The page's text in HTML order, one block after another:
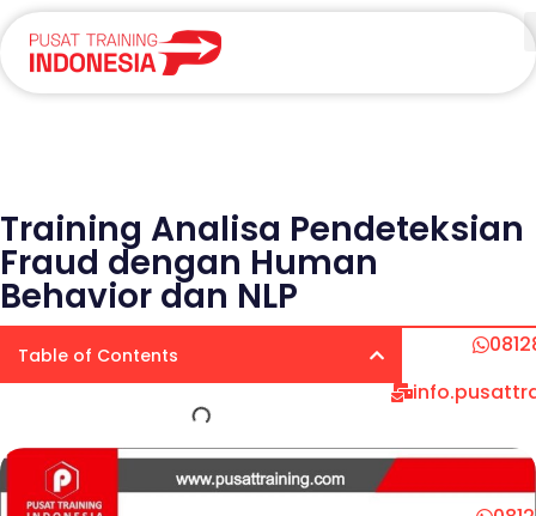
Training Analisa Pendeteksian
Fraud dengan Human
Behavior dan NLP
Table of Contents